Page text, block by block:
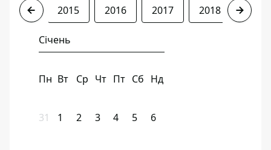
2013 2015 2016 2017 2018 2019
Січень
Пн Вт Ср Чт Пт Сб Нд
31 1 2 3 4 5 6